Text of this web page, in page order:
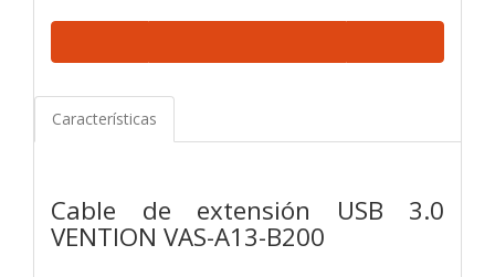
Características
Cable de extensión USB 3.0
VENTION VAS-A13-B200